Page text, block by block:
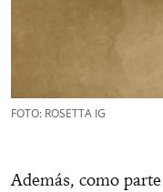
FOTO: ROSETTA IG
Además, como